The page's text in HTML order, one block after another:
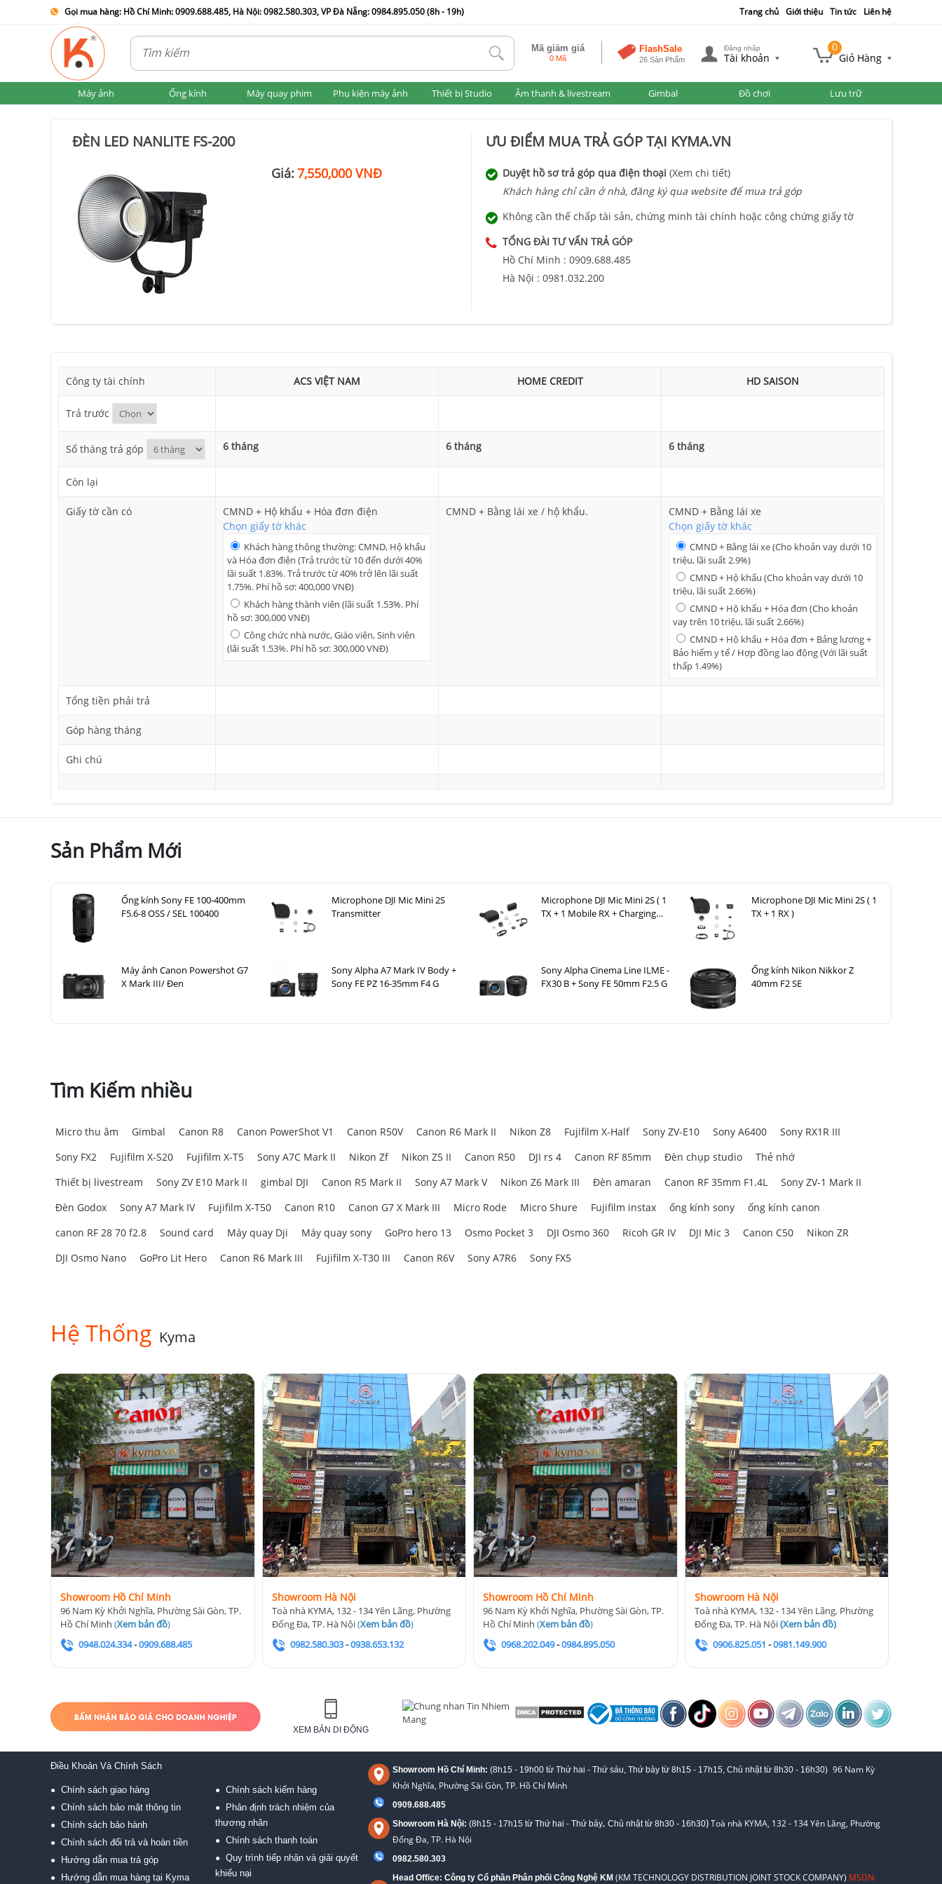
Gọi mua hàng: Hồ Chí Minh: 0909.688.485, Hà Nội: 0982.580.303, VP Đà Nẵng: 0984.895.050 (8h - 19h) Trang chủ Giới thiệu Tin tức Liên hệ
tlk Mã giảm giá
0 Mã
FlashSale
26 Sản Phẩm
Đăng nhập
Tài khoản
0
Giỏ Hàng
Máy ảnh Ống kính Máy quay phim Phụ kiện máy ảnh Thiết bị Studio Âm thanh & livestream Gimbal Đồ chơi Lưu trữ
ĐÈN LED NANLITE FS-200
Giá:7,550,000 VNĐ
ƯU ĐIỂM MUA TRẢ GÓP TẠI KYMA.VN
Duyệt hồ sơ trả góp qua điện thoại (Xem chi tiết)
Khách hàng chỉ cần ở nhà, đăng ký qua website để mua trả góp
Không cần thế chấp tài sản, chứng minh tài chính hoặc công chứng giấy tờ
TỔNG ĐÀI TƯ VẤN TRẢ GÓP
Hồ Chí Minh : 0909.688.485
Hà Nội : 0981.032.200
Công ty tài chính ACS VIỆT NAM HOME CREDIT HD SAISON
Trả trước
Số tháng trả góp 6 tháng 6 tháng 6 tháng
Còn lại
Giấy tờ cần có
CMND + Hộ khẩu + Hóa đơn điện
Chọn giấy tờ khác
Khách hàng thông thường: CMND, Hộ khẩu
và Hóa đơn điện (Trả trước từ 10 đến dưới 40%
lãi suất 1.83%. Trả trước từ 40% trở lên lãi suất
1.75%. Phí hồ sơ: 400,000 VNĐ)
Khách hàng thành viên (lãi suất 1.53%. Phí
hồ sơ: 300,000 VNĐ)
Công chức nhà nước, Giáo viên, Sinh viên
(lãi suất 1.53%. Phí hồ sơ: 300,000 VNĐ)
CMND + Bằng lái xe / hộ khẩu.
CMND + Bằng lái xe
Chọn giấy tờ khác
CMND + Bằng lái xe (Cho khoản vay dưới 10
triệu, lãi suất 2.9%)
CMND + Hộ khẩu (Cho khoản vay dưới 10
triệu, lãi suất 2.66%)
CMND + Hộ khẩu + Hóa đơn (Cho khoản
vay trên 10 triệu, lãi suất 2.66%)
CMND + Hộ khẩu + Hóa đơn + Bảng lương +
Bảo hiểm y tế / Hợp đồng lao động (Với lãi suất
thấp 1.49%)
Tổng tiền phải trả
Góp hàng tháng
Ghi chú
Sản Phẩm Mới
Ống kính Sony FE 100-400mm
F5.6-8 OSS / SEL 100400
Microphone DJI Mic Mini 2S
Transmitter
Microphone DJI Mic Mini 2S ( 1
TX + 1 Mobile RX + Charging
Microphone DJI Mic Mini 2S ( 1
TX + 1 RX )
Máy ảnh Canon Powershot G7
X Mark III/ Đen
Sony Alpha A7 Mark IV Body +
Sony FE PZ 16-35mm F4 G
Sony Alpha Cinema Line ILME -
FX30 B + Sony FE 50mm F2.5 G
Ống kính Nikon Nikkor Z
40mm F2 SE
Tìm Kiếm nhiều
Micro thu âm Gimbal Canon R8 Canon PowerShot V1 Canon R50V Canon R6 Mark II Nikon Z8 Fujifilm X-Half Sony ZV-E10 Sony A6400
Sony RX1R III
Sony FX2
Fujifilm X-S20 Fujifilm X-T5 Sony A7C Mark II Nikon Zf Nikon Z5 II Canon R50 DJI rs 4 Canon RF 85mm Đèn chụp studio
Thẻ nhớ
Thiết bị livestream
Sony ZV E10 Mark II gimbal DJI Canon R5 Mark II Sony A7 Mark V Nikon Z6 Mark III Đèn amaran Canon RF 35mm F1.4L
Sony ZV-1 Mark II
Đèn Godox
Sony A7 Mark IV Fujifilm X-T50 Canon R10 Canon G7 X Mark III Micro Rode Micro Shure Fujifilm instax ống kính sony
ống kính canon
canon RF 28 70 f2.8
Sound card Máy quay Dji Máy quay sony GoPro hero 13 Osmo Pocket 3 DJI Osmo 360 Ricoh GR IV DJI Mic 3 Canon C50
Nikon ZR
DJI Osmo Nano
GoPro Lit Hero Canon R6 Mark III Fujifilm X-T30 III Canon R6V Sony A7R6 Sony FX5
Hệ Thống Kyma
Showroom Hồ Chí Minh
96 Nam Kỳ Khởi Nghĩa, Phường Sài Gòn, TP.
Hồ Chí Minh (Xem bản đồ)
0948.024.334-0909.688.485
Showroom Hà Nội
Toà nhà KYMA, 132 - 134 Yên Lãng, Phường
Đống Đa, TP. Hà Nội(Xem bản đồ)
0982.580.303-0938.653.132
Showroom Hồ Chí Minh
96 Nam Kỳ Khởi Nghĩa, Phường Sài Gòn, TP.
Hồ Chí Minh(Xem bản đồ)
0968.202.049-0984.895.050
Showroom Hà Nội
Toà nhà KYMA, 132 - 134 Yên Lãng, Phường
Đống Đa, TP. Hà Nội(Xem bản đồ)
0906.825.051 -0981.149.900
XEM BẢN DI ĐỘNG
Điều Khoản Và Chính Sách
● Chính sách giao hàng
● Chính sách bảo mật thông tin
● Chính sách bảo hành
● Chính sách đổi trả và hoàn tiền
● Hướng dẫn mua trả góp
● Hướng dẫn mua hàng tại Kyma
● Chính sách kiểm hàng
●
Phân định trách nhiệm của
thương nhân
● Chính sách thanh toán
● Quy trình tiếp nhận và giải quyết
khiếu nại
Showroom Hồ Chí Minh: (8h15 - 19h00 từ Thứ hai - Thứ sáu, Thứ bảy từ 8h15 - 17h15, Chủ nhật từ 8h30 - 16h30) 96 Nam Kỳ
Khởi Nghĩa, Phường Sài Gòn, TP. Hồ Chí Minh
0909.688.485
Showroom Hà Nội: (8h15 - 17h15 từ Thứ hai - Thứ bảy, Chủ nhật từ 8h30 - 16h30)Toà nhà KYMA, 132 - 134 Yên Lãng, Phường
Đống Đa, TP. Hà Nội
0982.580.303
Head Office: Công ty Cổ phần Phân phối Công Nghệ KM (KM TECHNOLOGY DISTRIBUTION JOINT STOCK COMPANY) MSDN: